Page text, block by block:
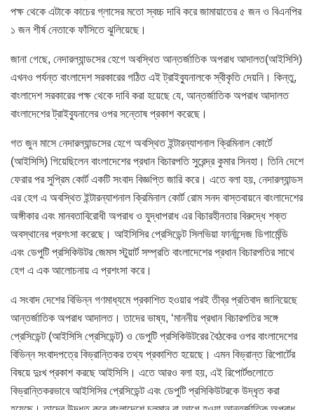
পক্ষ থেকে এটাকে কাচের গ্লাসের মতো স্বচ্চ দাবি করে জামায়াতের ৫ জন ও বিএনপির
১ জন শীর্ষ নেতাকে ফাঁসিতে ঝুলিয়েছে।
জানা গেছে, নেদারল্যান্ডসের হেগে অবস্থিত আন্তর্জাতিক অপরাধ আদালত(আইসিসি)
এখনও পর্যন্ত বাংলাদেশ সরকারের গঠিত এই ট্রাইব্যুনালকে স্বীকৃতি দেয়নি। কিন্তু,
বাংলাদেশ সরকারের পক্ষ থেকে দাবি করা হয়েছে যে, আন্তর্জাতিক অপরাধ আদালত
বাংলাদেশের ট্রাইব্যুনালের ওপর সন্তোষ প্রকাশ করেছে।
গত জুন মাসে নেদারল্যান্ডসের হেগে অবস্থিত ইন্টারন্যাশনাল ক্রিমিনাল কোর্টে
(আইসিসি) গিয়েছিলেন বাংলাদেশের প্রধান বিচারপতি সুরেন্দ্র কুমার সিনহা। তিনি দেশে
ফেরার পর সুপ্রিম কোর্ট একটি সংবাদ বিজ্ঞপ্তি জারি করে। এতে বলা হয়, নেদারল্যান্ডস
এর হেগ এ অবস্থিত ইন্টারন্যাশনাল ক্রিমিনাল কোর্ট রোম সনদ বাস্তবায়নে বাংলাদেশের
অঙ্গীকার এবং মানবতাবিরোধী অপরাধ ও যুদ্ধাপরাধ এর বিচারহীনতার বিরুদ্ধে শক্ত
অবস্থানের প্রশংসা করেছে। আইসিসির প্রেসিডেন্ট সিলভিয়া ফার্নান্দেজ ডিগার্মেন্ডি
এবং ডেপুটি প্রসিকিউটর জেমস স্টুয়ার্ট সম্প্রতি বাংলাদেশের প্রধান বিচারপতির সাথে
হেগ এ এক আলোচনায় এ প্রশংসা করে।
এ সংবাদ দেশের বিভিন্ন গণমাধ্যমে প্রকাশিত হওয়ার পরই তীব্র প্রতিবাদ জানিয়েছে
আন্তর্জাতিক অপরাধ আদালত। তাদের ভাষ্য, ‘মাননীয় প্রধান বিচারপতির সঙ্গে
প্রেসিডেন্ট (আইসিসি প্রেসিডেন্ট) ও ডেপুটি প্রসিকিউটরের বৈঠকের ওপর বাংলাদেশের
বিভিন্ন সংবাদপত্রে বিভ্রান্তিকর তথ্য প্রকাশিত হয়েছে। এমন বিভ্রান্ত রিপোর্টের
বিষয়ে দুঃখ প্রকাশ করছে আইসিসি। এতে আরও বলা হয়, এই রিপোর্টগুলোতে
বিভ্রান্তিকরভাবে আইসিসির প্রেসিডেন্ট এবং ডেপুটি প্রসিকিউটরকে উদ্ধৃত করা